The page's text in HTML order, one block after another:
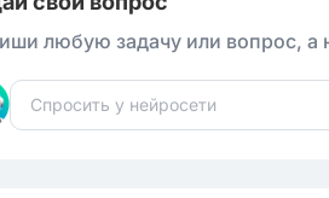
любую задачу или вопрос, а